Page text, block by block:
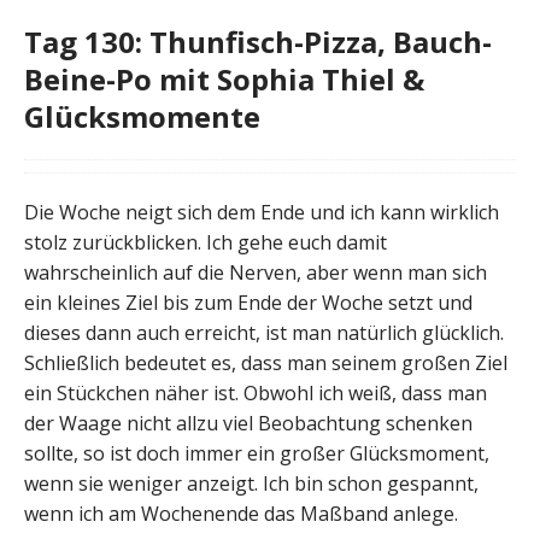
Tag 130: Thunfisch-Pizza, Bauch-
Beine-Po mit Sophia Thiel &
Glücksmomente
Die Woche neigt sich dem Ende und ich kann wirklich
stolz zurückblicken. Ich gehe euch damit
wahrscheinlich auf die Nerven, aber wenn man sich
ein kleines Ziel bis zum Ende der Woche setzt und
dieses dann auch erreicht, ist man natürlich glücklich.
Schließlich bedeutet es, dass man seinem großen Ziel
ein Stückchen näher ist. Obwohl ich weiß, dass man
der Waage nicht allzu viel Beobachtung schenken
sollte, so ist doch immer ein großer Glücksmoment,
wenn sie weniger anzeigt. Ich bin schon gespannt,
wenn ich am Wochenende das Maßband anlege.